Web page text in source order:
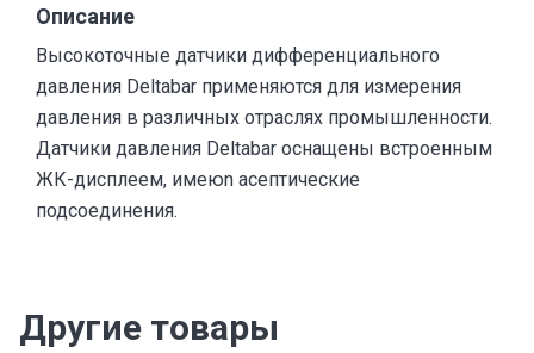
Описание
Высокоточные датчики дифференциального
давления Deltabar применяются для измерения
давления в различных отраслях промышленности.
Датчики давления Deltabar оснащены встроенным
ЖК-дисплеем, имеюn асептические
подсоединения.
Другие товары